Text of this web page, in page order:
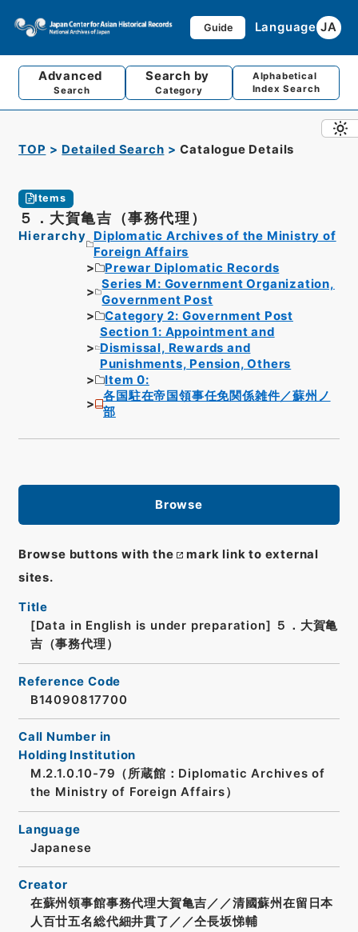
Guide Language JA
Advanced
Search
Search by
Category
Alphabetical
Index Search
TOP Detailed Search Catalogue Details
Items
５．大賀亀吉（事務代理）
Hierarchy
Diplomatic Archives of the Ministry of
Foreign Affairs
Prewar Diplomatic Records
Series M: Government Organization,
Government Post
Category 2: Government Post
Section 1: Appointment and
Dismissal, Rewards and
Punishments, Pension, Others
Item 0:
各国駐在帝国領事任免関係雑件／蘇州ノ
部
Browse
Browse buttons with the
mark link to external
sites.
Title
[Data in English is under preparation]
５．大賀亀
吉（事務代理）
Reference Code
B14090817700
Call Number in
Holding Institution
M.2.1.0.10-79（所蔵館：Diplomatic Archives of
the Ministry of Foreign Affairs）
Language
Japanese
Creator
在蘇州領事館事務代理大賀亀吉／／清國蘇州在留日本
人百廿五名総代細井貫了／／仝長坂悌輔